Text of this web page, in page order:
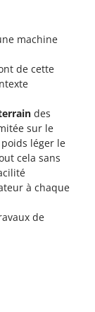
machine
de cette
des
sur le
léger le
cela sans
à chaque
de